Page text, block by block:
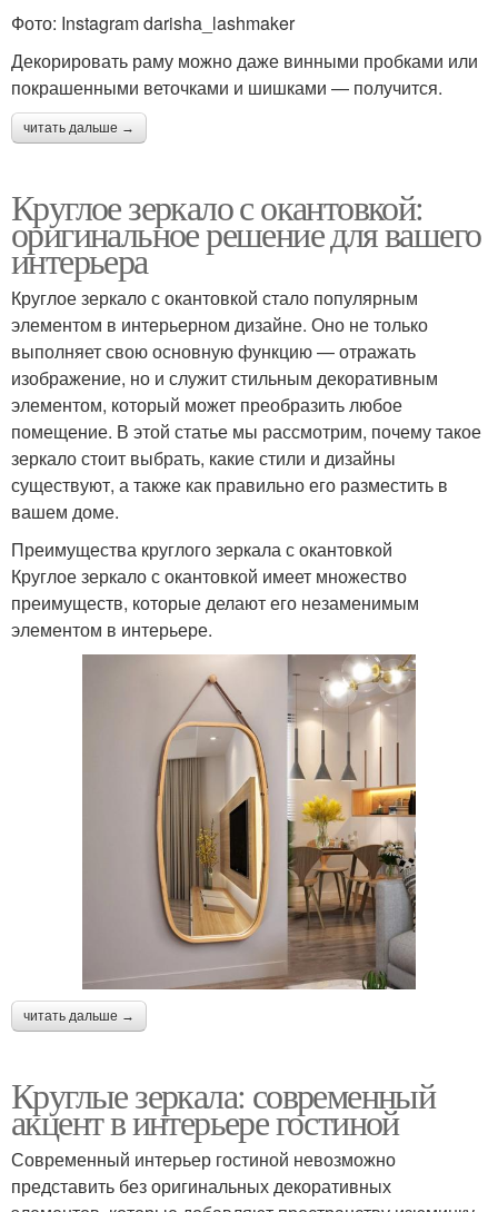
Фото: Instagram darisha_lashmaker
Декорировать раму можно даже винными пробками или
покрашенными веточками и шишками — получится.
читать дальше →
Круглое зеркало с окантовкой:
оригинальное решение для вашего
интерьера
Круглое зеркало с окантовкой стало популярным
элементом в интерьерном дизайне. Оно не только
выполняет свою основную функцию — отражать
изображение, но и служит стильным декоративным
элементом, который может преобразить любое
помещение. В этой статье мы рассмотрим, почему такое
зеркало стоит выбрать, какие стили и дизайны
существуют, а также как правильно его разместить в
вашем доме.
Преимущества круглого зеркала с окантовкой
Круглое зеркало с окантовкой имеет множество
преимуществ, которые делают его незаменимым
элементом в интерьере.
читать дальше →
Круглые зеркала: современный
акцент в интерьере гостиной
Современный интерьер гостиной невозможно
представить без оригинальных декоративных